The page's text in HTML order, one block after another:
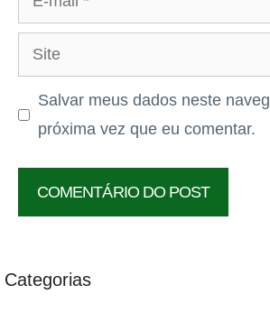
mail
Site
Salvar meus dados neste
próxima vez que eu comentar.
Categorias